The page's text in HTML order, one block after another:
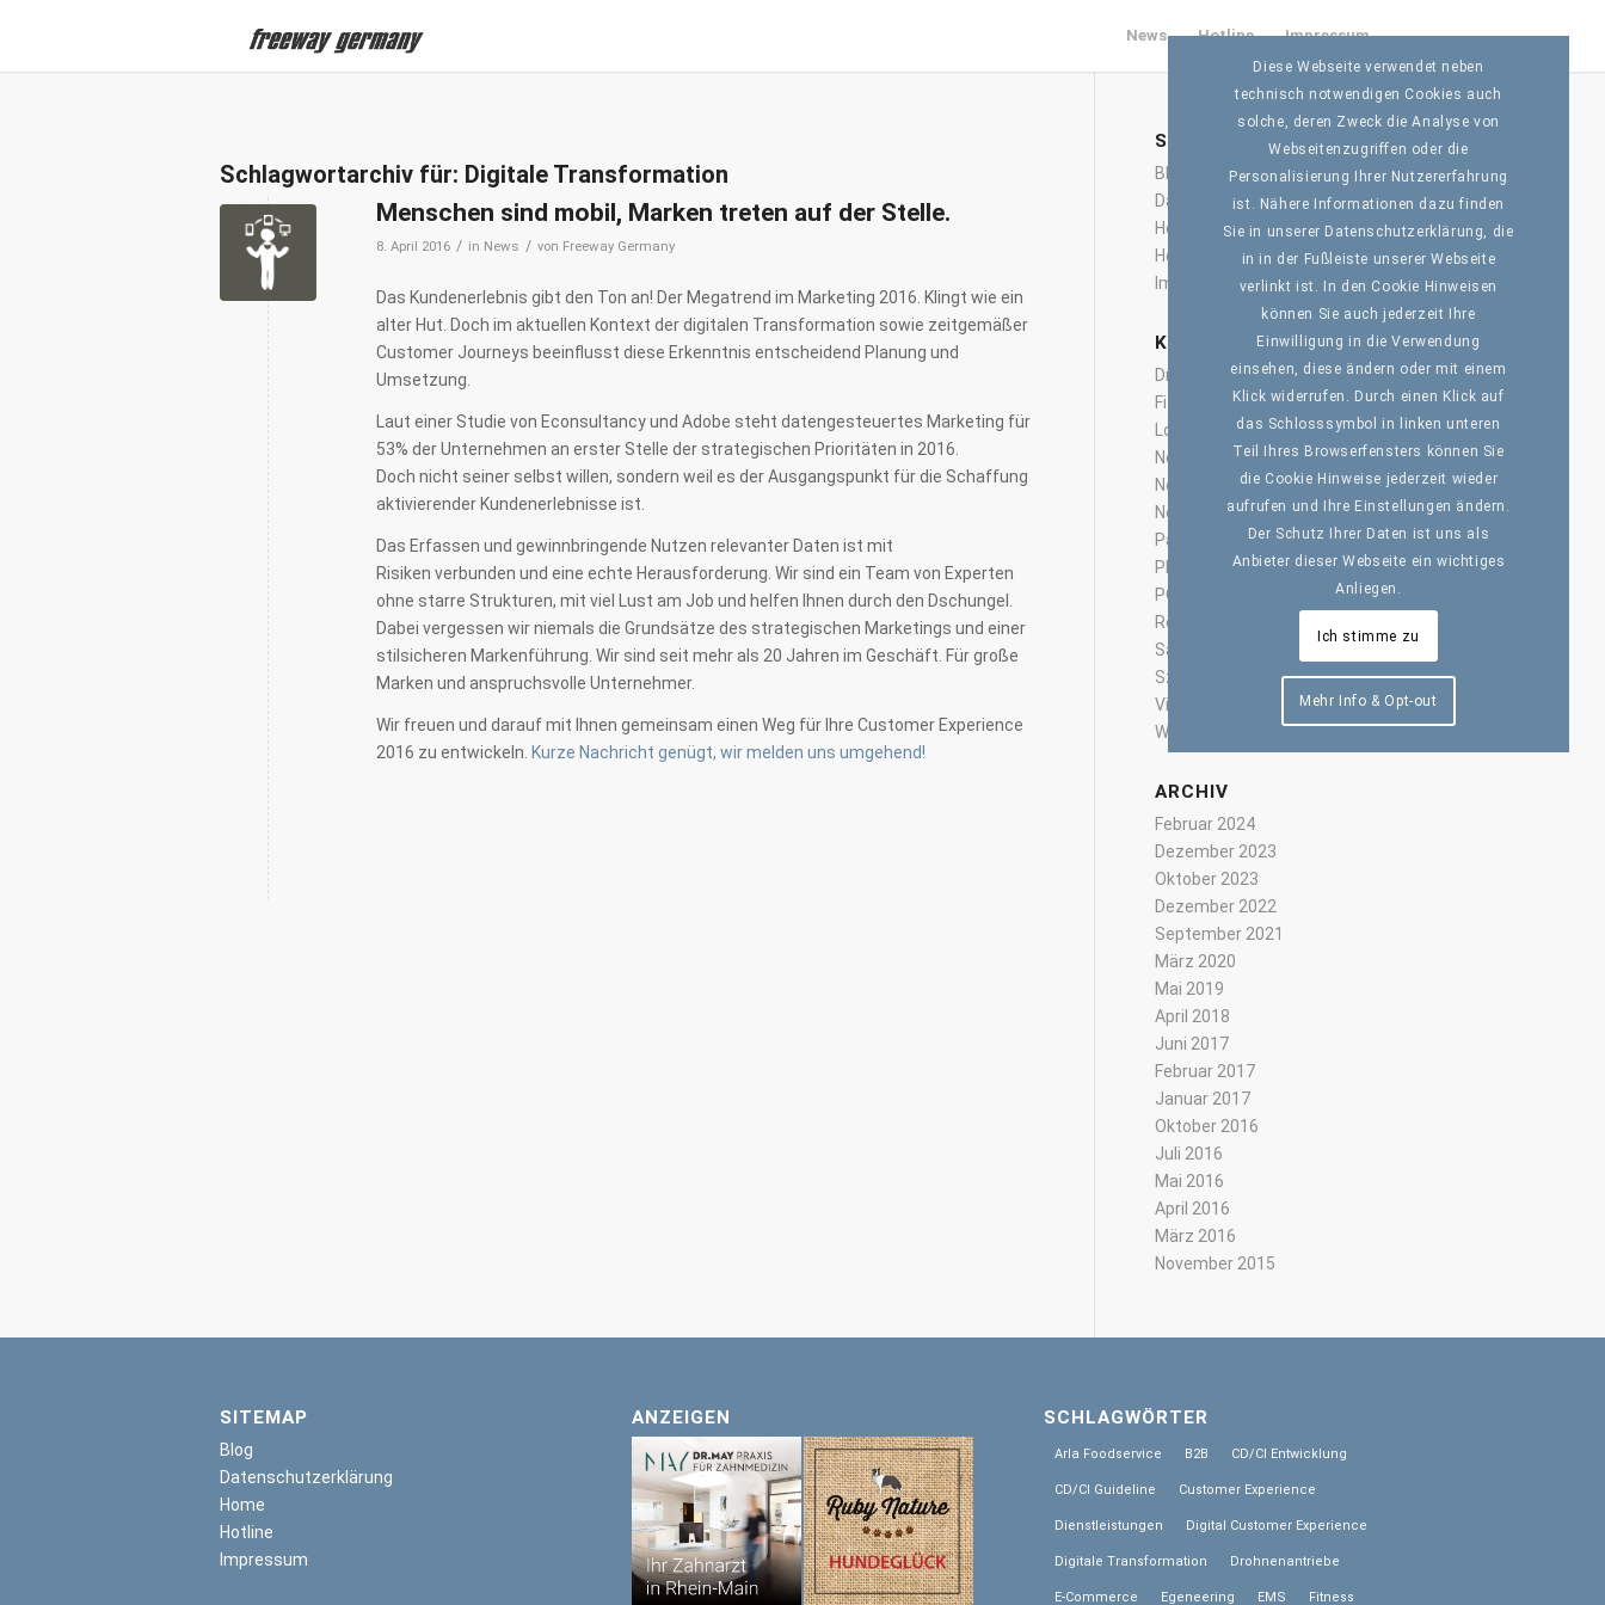
News Hotline Impressum
Schlagwortarchiv für: Digitale Transformation
Menschen sind mobil, Marken treten auf der Stelle.
8. April 2016 / in News / von Freeway Germany
Das Kundenerlebnis gibt den Ton an! Der Megatrend im Marketing 2016. Klingt wie ein
alter Hut. Doch im aktuellen Kontext der digitalen Transformation sowie zeitgemäßer
Customer Journeys beeinflusst diese Erkenntnis entscheidend Planung und
Umsetzung.
Laut einer Studie von Econsultancy und Adobe steht datengesteuertes Marketing für
53% der Unternehmen an erster Stelle der strategischen Prioritäten in 2016.
Doch nicht seiner selbst willen, sondern weil es der Ausgangspunkt für die Schaffung
aktivierender Kundenerlebnisse ist.
Das Erfassen und gewinnbringende Nutzen relevanter Daten ist mit
Risiken verbunden und eine echte Herausforderung. Wir sind ein Team von Experten
ohne starre Strukturen, mit viel Lust am Job und helfen Ihnen durch den Dschungel.
Dabei vergessen wir niemals die Grundsätze des strategischen Marketings und einer
stilsicheren Markenführung. Wir sind seit mehr als 20 Jahren im Geschäft. Für große
Marken und anspruchsvolle Unternehmer.
Wir freuen und darauf mit Ihnen gemeinsam einen Weg für Ihre Customer Experience
2016 zu entwickeln.Kurze Nachricht genügt, wir melden uns umgehend!
SEITEN
Blog
Datenschutzerklärung
Home
Hotline
Impressum
KATEGORIEN
Drohnenantriebe
Fitness
Logistics
Neue Projekte
New Business
News
Pan Regional
Pharma
POSM
Robotics
Safe Gallery
Szene
Video
Worldwide
ARCHIV
Februar 2024
Dezember 2023
Oktober 2023
Dezember 2022
September 2021
März 2020
Mai 2019
April 2018
Juni 2017
Februar 2017
Januar 2017
Oktober 2016
Juli 2016
Mai 2016
April 2016
März 2016
November 2015
SITEMAP
Blog
Datenschutzerklärung
Home
Hotline
Impressum
ANZEIGEN SCHLAGWÖRTER
Arla Foodservice B2B CD/CI Entwicklung
CD/CI Guideline Customer Experience
Dienstleistungen Digital Customer Experience
Digitale Transformation Drohnenantriebe
E-Commerce Egeneering EMS Fitness
Diese Webseite verwendet neben
technisch notwendigen Cookies auch
solche, deren Zweck die Analyse von
Webseitenzugriffen oder die
Personalisierung Ihrer Nutzererfahrung
ist. Nähere Informationen dazu finden
Sie in unserer Datenschutzerklärung, die
in in der Fußleiste unserer Webseite
verlinkt ist. In den Cookie Hinweisen
können Sie auch jederzeit Ihre
Einwilligung in die Verwendung
einsehen, diese ändern oder mit einem
Klick widerrufen. Durch einen Klick auf
das Schlosssymbol in linken unteren
Teil Ihres Browserfensters können Sie
die Cookie Hinweise jederzeit wieder
aufrufen und Ihre Einstellungen ändern.
Der Schutz Ihrer Daten ist uns als
Anbieter dieser Webseite ein wichtiges
Anliegen.
Ich stimme zu
Mehr Info & Opt-out